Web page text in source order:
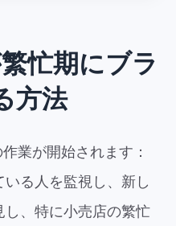
忙期にブラ
方法
業が開始されます：
る人を監視し、新し
、特に小売店の繁忙